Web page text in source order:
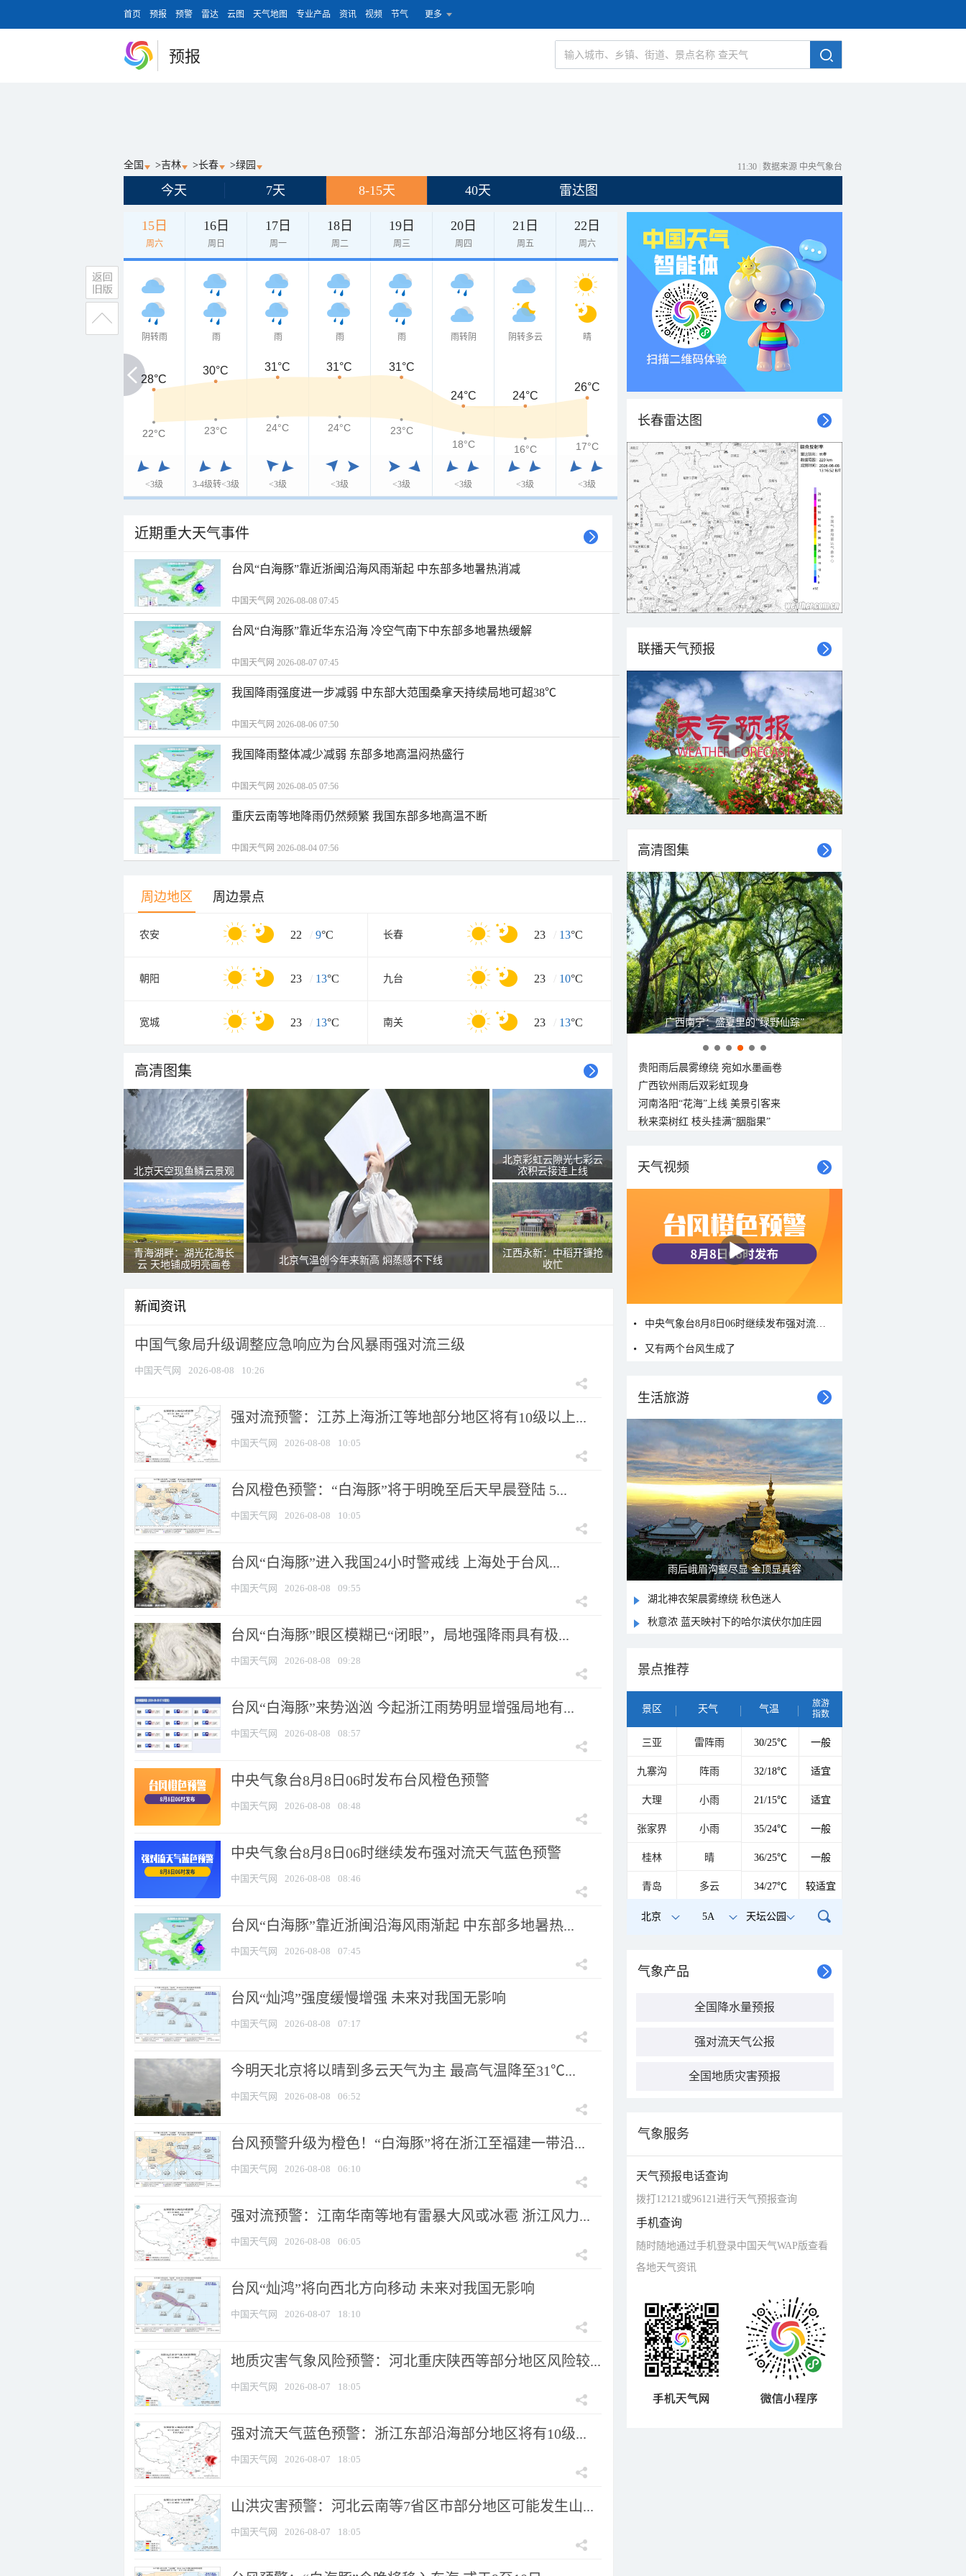
首页 预报 预警 雷达 云图 天气地图 专业产品 资讯 视频 节气 更多
预报
全国 >吉林 >长春 >绿园 11:30 数据来源 中央气象台
今天 7天 8-15天 40天 雷达图
15日
周六
16日
周日
17日
周一
18日
周二
19日
周三
20日
周四
21日
周五
22日
周六
阴转雨
<3级
雨
3-4级转<3级
雨
<3级
雨
<3级
雨
<3级
雨转阴
<3级
阴转多云
<3级
晴
<3级
28°C
28°C
30°C 31°C 31°C 31°C
24°C 24°C
26°C
22°C
22°C 23°C 24°C 24°C
23°C
18°C
16°C 17°C
近期重大天气事件
台风“白海豚”靠近浙闽沿海风雨渐起 中东部多地暑热消减
中国天气网 2026-08-08 07:45
台风“白海豚”靠近华东沿海 冷空气南下中东部多地暑热缓解
中国天气网 2026-08-07 07:45
我国降雨强度进一步减弱 中东部大范围桑拿天持续局地可超38℃
中国天气网 2026-08-06 07:50
我国降雨整体减少减弱 东部多地高温闷热盛行
中国天气网 2026-08-05 07:56
重庆云南等地降雨仍然频繁 我国东部多地高温不断
中国天气网 2026-08-04 07:56
周边地区 周边景点
农安 22 / 9°C 长春 23 / 13°C
朝阳 23 / 13°C 九台 23 / 10°C
宽城 23 / 13°C 南关 23 / 13°C
高清图集
北京天空现鱼鳞云景观
青海湖畔：湖光花海长
云 天地铺成明亮画卷
北京气温创今年来新高 焖蒸感不下线
北京彩虹云隙光七彩云
浓积云接连上线
江西永新：中稻开镰抢
收忙
新闻资讯
中国气象局升级调整应急响应为台风暴雨强对流三级
中国天气网 2026-08-08 10:26
强对流预警：江苏上海浙江等地部分地区将有10级以上...
中国天气网 2026-08-08 10:05
台风橙色预警：“白海豚”将于明晚至后天早晨登陆 5...
中国天气网 2026-08-08 10:05
台风“白海豚”进入我国24小时警戒线 上海处于台风...
中国天气网 2026-08-08 09:55
台风“白海豚”眼区模糊已“闭眼”，局地强降雨具有极...
中国天气网 2026-08-08 09:28
台风“白海豚”来势汹汹 今起浙江雨势明显增强局地有...
中国天气网 2026-08-08 08:57
中央气象台8月8日06时发布台风橙色预警
中国天气网 2026-08-08 08:48
中央气象台8月8日06时继续发布强对流天气蓝色预警
中国天气网 2026-08-08 08:46
台风“白海豚”靠近浙闽沿海风雨渐起 中东部多地暑热...
中国天气网 2026-08-08 07:45
台风“灿鸿”强度缓慢增强 未来对我国无影响
中国天气网 2026-08-08 07:17
今明天北京将以晴到多云天气为主 最高气温降至31℃...
中国天气网 2026-08-08 06:52
台风预警升级为橙色！“白海豚”将在浙江至福建一带沿...
中国天气网 2026-08-08 06:10
强对流预警：江南华南等地有雷暴大风或冰雹 浙江风力...
中国天气网 2026-08-08 06:05
台风“灿鸿”将向西北方向移动 未来对我国无影响
中国天气网 2026-08-07 18:10
地质灾害气象风险预警：河北重庆陕西等部分地区风险较...
中国天气网 2026-08-07 18:05
强对流天气蓝色预警：浙江东部沿海部分地区将有10级...
中国天气网 2026-08-07 18:05
山洪灾害预警：河北云南等7省区市部分地区可能发生山...
中国天气网 2026-08-07 18:05
长春雷达图
联播天气预报
高清图集
广西南宁：盛夏里的“绿野仙踪”
贵阳雨后晨雾缭绕 宛如水墨画卷
广西钦州雨后双彩虹现身
河南洛阳“花海”上线 美景引客来
秋来栾树红 枝头挂满“胭脂果”
天气视频
又有两个台风生成了
生活旅游
雨后峨眉沟壑尽显 金顶显真容
湖北神农架晨雾缭绕 秋色迷人
秋意浓 蓝天映衬下的哈尔滨伏尔加庄园
景点推荐
景区 天气 气温
旅游
指数
三亚 雷阵雨 30/25℃ 一般
九寨沟 阵雨 32/18℃ 适宜
大理 小雨 21/15℃ 适宜
张家界 小雨 35/24℃ 一般
桂林 晴 36/25℃ 一般
青岛 多云 34/27℃ 较适宜
北京 5A 天坛公园
气象产品
全国降水量预报
强对流天气公报
全国地质灾害预报
气象服务
天气预报电话查询
拨打12121或96121进行天气预报查询
手机查询
随时随地通过手机登录中国天气WAP版查看
各地天气资讯